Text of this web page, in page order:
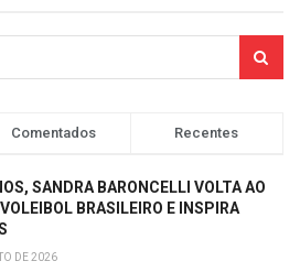
Comentados Recentes
SANDRA BARONCELLI VOLTA AO
BRASILEIRO E INSPIRA
DE 2026